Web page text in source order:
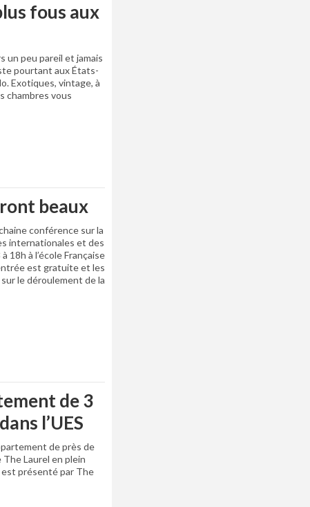
fous aux
un peu pareil et jamais
pourtant aux États-
Exotiques, vintage, à
chambres vous
beaux
conférence sur la
internationales et des
18h à l’école Française
est gratuite et les
le déroulement de la
de 3
l’UES
de près de
The Laurel en plein
est présenté par The